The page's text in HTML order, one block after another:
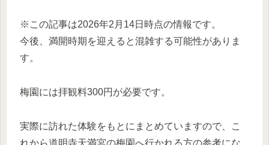
※この記事は2026年2月14日時点の情報です。
今後、満開時期を迎えると混雑する可能性がありま
す。
梅園には拝観料300円が必要です。
実際に訪れた体験をもとにまとめていますので、こ
れから道明寺天満宮の梅園へ行かれる方の参考にな